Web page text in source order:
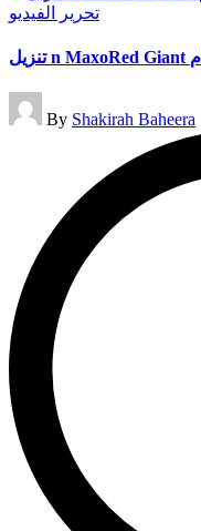
Posted
تحرير الفيديو
Posted
by
By Shakirah Baheera